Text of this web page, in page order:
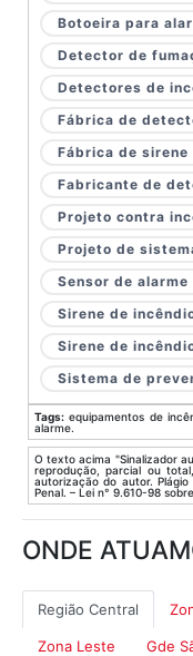
Botoeira para
Detector de
Detectores de
Fábrica de
Fábrica de
Fabricante de
Projeto contra
Projeto de
Sensor de
Sirene de
Sirene de
Sistema de
Tags: equipamentos de
alarme.
O texto acima "Sinalizador
reprodução, parcial ou
autorização do autor.
Penal. – Lei n° 9.610-98
ONDE
Região Central
Zona Leste Gde